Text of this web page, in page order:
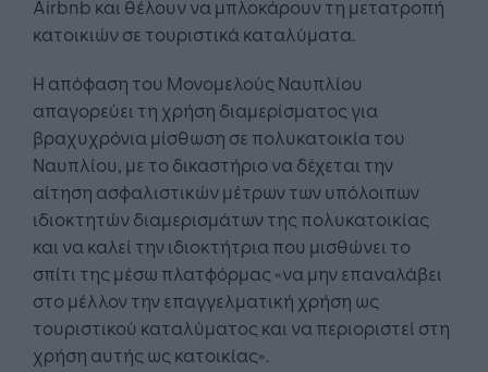
Airbnb και θέλουν να μπλοκάρουν τη μετατροπή
κατοικιών σε τουριστικά καταλύματα.
Η απόφαση του Μονομελούς Ναυπλίου
απαγορεύει τη χρήση διαμερίσματος για
βραχυχρόνια μίσθωση σε πολυκατοικία του
Ναυπλίου, με το δικαστήριο να δέχεται την
αίτηση ασφαλιστικών μέτρων των υπόλοιπων
ιδιοκτητών διαμερισμάτων της πολυκατοικίας
και να καλεί την ιδιοκτήτρια που μισθώνει το
σπίτι της μέσω πλατφόρμας «να μην επαναλάβει
στο μέλλον την επαγγελματική χρήση ως
τουριστικού καταλύματος και να περιοριστεί στη
χρήση αυτής ως κατοικίας».